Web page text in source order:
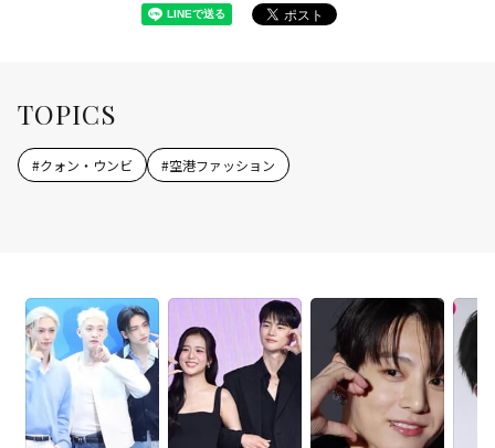
TOPICS
#クォン・ウンビ #空港ファッション